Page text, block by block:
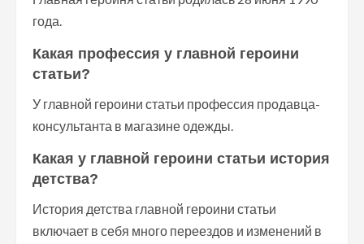
года.
Какая профессия у главной героини
статьи?
У главной героини статьи профессия продавца-
консультанта в магазине одежды.
Какая у главной героини статьи история
детства?
История детства главной героини статьи
включает в себя много переездов и изменений в